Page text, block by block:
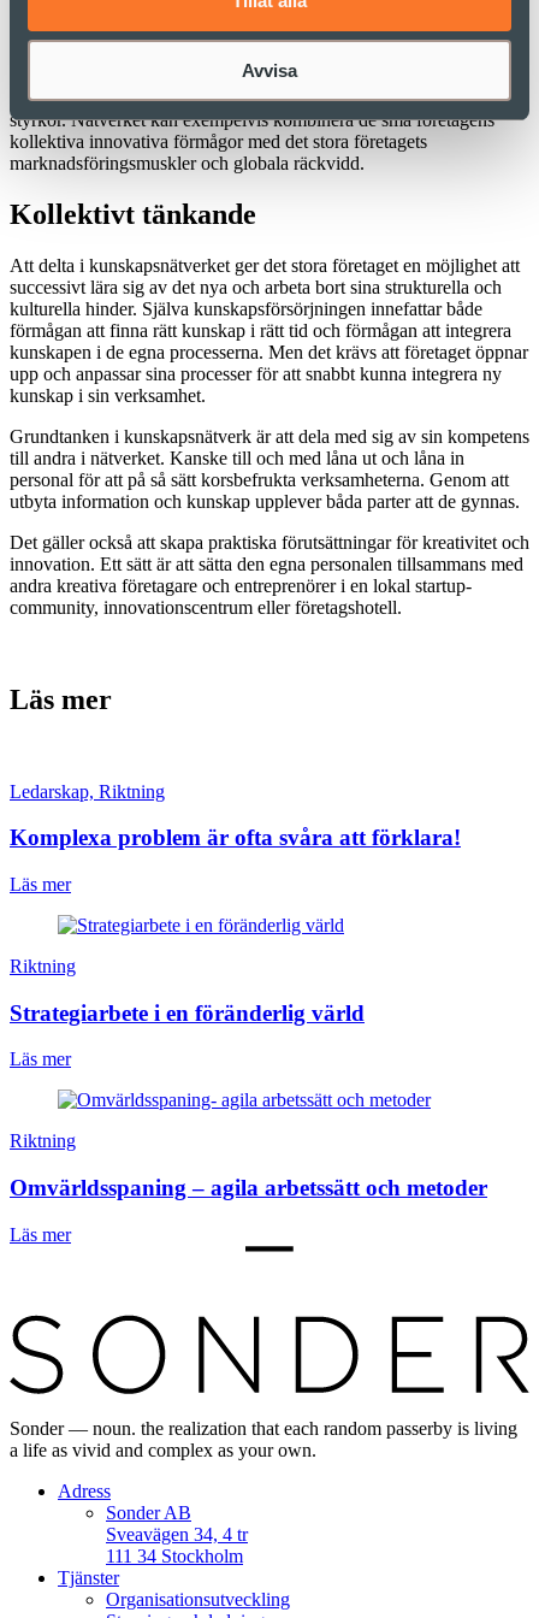
Avvisa
Kunskapsnätverk – ett tredje alternativ
I ett kunskapsnätverk samverkar stora och små aktörer för att de vill,
inte för att de måste. De drar nytta av och lär sig av varandras
styrkor. Nätverket kan exempelvis kombinera de små företagens
kollektiva innovativa förmågor med det stora företagets
marknadsföringsmuskler och globala räckvidd.
Kollektivt tänkande
Att delta i kunskapsnätverket ger det stora företaget en möjlighet att
successivt lära sig av det nya och arbeta bort sina strukturella och
kulturella hinder. Själva kunskapsförsörjningen innefattar både
förmågan att finna rätt kunskap i rätt tid och förmågan att integrera
kunskapen i de egna processerna. Men det krävs att företaget öppnar
upp och anpassar sina processer för att snabbt kunna integrera ny
kunskap i sin verksamhet.
Grundtanken i kunskapsnätverk är att dela med sig av sin kompetens
till andra i nätverket. Kanske till och med låna ut och låna in
personal för att på så sätt korsbefrukta verksamheterna. Genom att
utbyta information och kunskap upplever båda parter att de gynnas.
Det gäller också att skapa praktiska förutsättningar för kreativitet och
innovation. Ett sätt är att sätta den egna personalen tillsammans med
andra kreativa företagare och entreprenörer i en lokal startup-
community, innovationscentrum eller företagshotell.
Läs mer
Ledarskap, Riktning
Komplexa problem är ofta svåra att förklara!
Läs mer
Riktning
Strategiarbete i en föränderlig värld
Läs mer
Riktning
Omvärldsspaning – agila arbetssätt och metoder
Läs mer
Sonder — noun. the realization that each random passerby is living
a life as vivid and complex as your own.
Adress
Sonder AB
Sveavägen 34, 4 tr
111 34 Stockholm
Tjänster
Organisationsutveckling